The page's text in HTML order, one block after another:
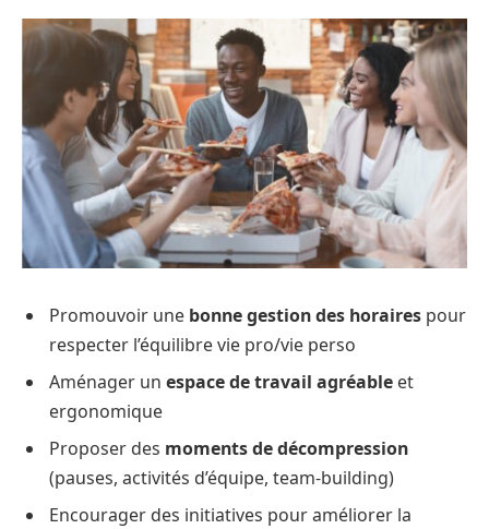
Promouvoir une bonne gestion des horaires pour
respecter l’équilibre vie pro/vie perso
Aménager un espace de travail agréable et
ergonomique
Proposer des moments de décompression
(pauses, activités d’équipe, team-building)
Encourager des initiatives pour améliorer la